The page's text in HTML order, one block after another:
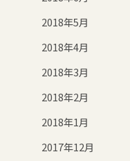
2018年5月
2018年4月
2018年3月
2018年2月
2018年1月
2017年12月